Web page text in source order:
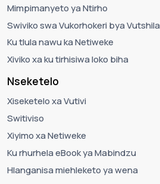
Mimpimanyeto ya Ntirho
Swiviko swa Vukorhokeri bya Vutshila
Ku tlula nawu ka Netiweke
Xiviko xa ku tirhisiwa loko biha
Nseketelo
Xiseketelo xa Vutivi
Switiviso
Xiyimo xa Netiweke
Ku rhurhela eBook ya Mabindzu
Hlanganisa miehleketo ya wena